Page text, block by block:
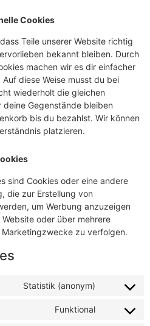
Cookies
Teile unserer Website richtig
bekannt bleiben. Durch
machen wir es dir einfacher
diese Weise musst du bei
wiederholt die gleichen
Gegenstände bleiben
bis du bezahlst. Wir können
platzieren.
sind Cookies oder eine andere
die zur Erstellung von
um Werbung anzuzeigen
oder über mehrere
zu verfolgen.
Statistik (anonym)
Funktional